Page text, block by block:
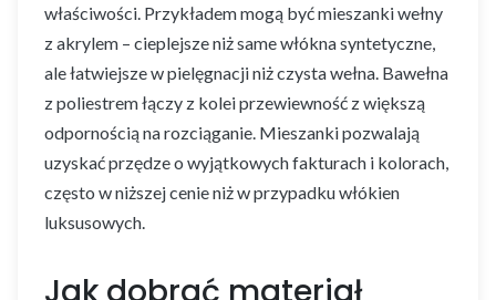
właściwości. Przykładem mogą być mieszanki wełny
z akrylem – cieplejsze niż same włókna syntetyczne,
ale łatwiejsze w pielęgnacji niż czysta wełna. Bawełna
z poliestrem łączy z kolei przewiewność z większą
odpornością na rozciąganie. Mieszanki pozwalają
uzyskać przędze o wyjątkowych fakturach i kolorach,
często w niższej cenie niż w przypadku włókien
luksusowych.
Jak dobrać materiał